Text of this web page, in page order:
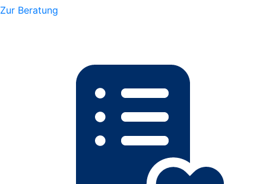
Zur Beratung